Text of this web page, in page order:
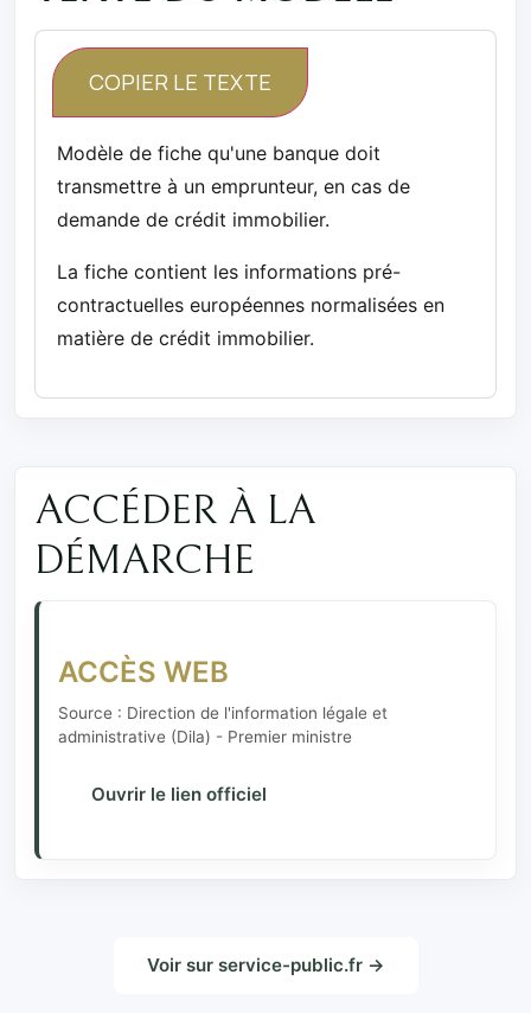
COPIER LE TEXTE
Modèle de fiche qu'une banque doit
transmettre à un emprunteur, en cas de
demande de crédit immobilier.
La fiche contient les informations pré-
contractuelles européennes normalisées en
matière de crédit immobilier.
ACCÉDER À LA
DÉMARCHE
ACCÈS WEB
Source : Direction de l'information légale et
administrative (Dila) - Premier ministre
Ouvrir le lien officiel
Voir sur service-public.fr →